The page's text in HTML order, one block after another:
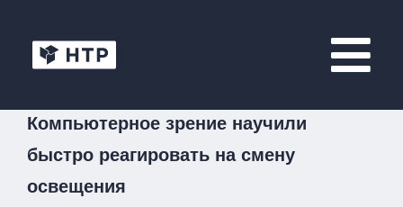
Компьютерное зрение научили
быстро реагировать на смену
освещения